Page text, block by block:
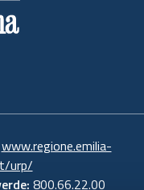
www.regione.emilia-
urp/
800.66.22.00